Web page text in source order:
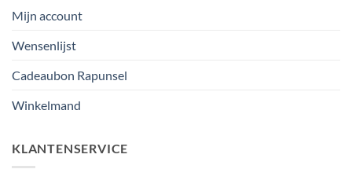
Mijn account
Wensenlijst
Cadeaubon Rapunsel
Winkelmand
KLANTENSERVICE